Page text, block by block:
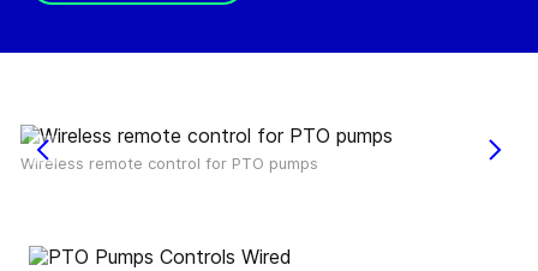
Wireless remote control for PTO pumps